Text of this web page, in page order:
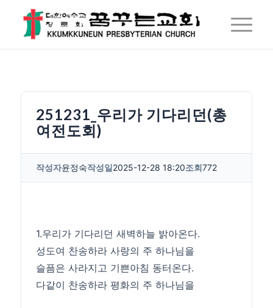
251231_우리가 기다리던(총
여전도회)
작성자윤정숙작성일2025-12-28 18:20조회772
1.우리가 기다리던 새벽하늘 밝아온다.
성도여 찬송하라 사랑의 주 하나님을
슬픔은 사라지고 기쁜아침 동터온다.
다같이 찬송하라 평화의 주 하나님을